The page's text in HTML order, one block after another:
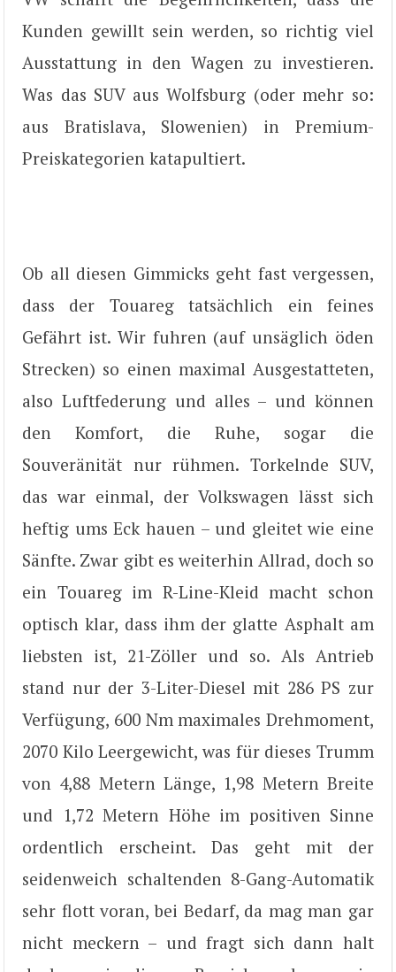
Kunden gewillt sein werden, so richtig viel
Ausstattung in den Wagen zu investieren.
Was das SUV aus Wolfsburg (oder mehr so:
aus Bratislava, Slowenien) in Premium-
Preiskategorien katapultiert.
Ob all diesen Gimmicks geht fast vergessen,
dass der Touareg tatsächlich ein feines
Gefährt ist. Wir fuhren (auf unsäglich öden
Strecken) so einen maximal Ausgestatteten,
also Luftfederung und alles – und können
den Komfort, die Ruhe, sogar die
Souveränität nur rühmen. Torkelnde SUV,
das war einmal, der Volkswagen lässt sich
heftig ums Eck hauen – und gleitet wie eine
Sänfte. Zwar gibt es weiterhin Allrad, doch so
ein Touareg im R-Line-Kleid macht schon
optisch klar, dass ihm der glatte Asphalt am
liebsten ist, 21-Zöller und so. Als Antrieb
stand nur der 3-Liter-Diesel mit 286 PS zur
Verfügung, 600 Nm maximales Drehmoment,
2070 Kilo Leergewicht, was für dieses Trumm
von 4,88 Metern Länge, 1,98 Metern Breite
und 1,72 Metern Höhe im positiven Sinne
ordentlich erscheint. Das geht mit der
seidenweich schaltenden 8-Gang-Automatik
sehr flott voran, bei Bedarf, da mag man gar
nicht meckern – und fragt sich dann halt